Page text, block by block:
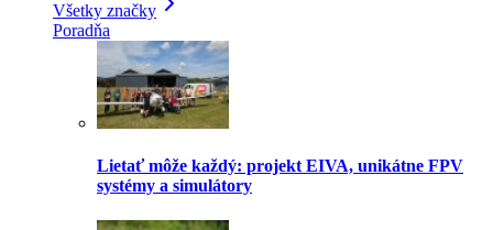
Všetky značky
Poradňa
Lietať môže každý: projekt EIVA, unikátne FPV
systémy a simulátory